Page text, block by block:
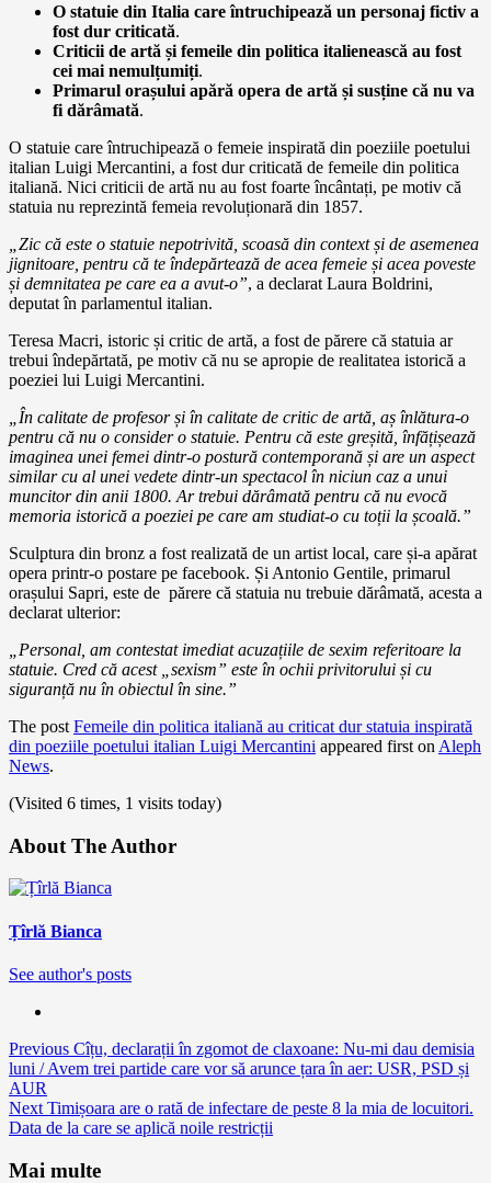
O statuie din Italia care întruchipează un personaj fictiv a
fost dur criticată.
Criticii de artă și femeile din politica italienească au fost
cei mai nemulțumiți.
Primarul orașului apără opera de artă și susține că nu va
fi dărâmată.
O statuie care întruchipează o femeie inspirată din poeziile poetului
italian Luigi Mercantini, a fost dur criticată de femeile din politica
italiană. Nici criticii de artă nu au fost foarte încântați, pe motiv că
statuia nu reprezintă femeia revoluționară din 1857.
„Zic că este o statuie nepotrivită, scoasă din context și de asemenea
jignitoare, pentru că te îndepărtează de acea femeie și acea poveste
și demnitatea pe care ea a avut-o”, a declarat Laura Boldrini,
deputat în parlamentul italian.
Teresa Macri, istoric și critic de artă, a fost de părere că statuia ar
trebui îndepărtată, pe motiv că nu se apropie de realitatea istorică a
poeziei lui Luigi Mercantini.
„În calitate de profesor și în calitate de critic de artă, aș înlătura-o
pentru că nu o consider o statuie. Pentru că este greșită, înfățișează
imaginea unei femei dintr-o postură contemporană și are un aspect
similar cu al unei vedete dintr-un spectacol în niciun caz a unui
muncitor din anii 1800. Ar trebui dărâmată pentru că nu evocă
memoria istorică a poeziei pe care am studiat-o cu toții la școală.”
Sculptura din bronz a fost realizată de un artist local, care și-a apărat
opera printr-o postare pe facebook. Și Antonio Gentile, primarul
orașului Sapri, este de părere că statuia nu trebuie dărâmată, acesta a
declarat ulterior:
„Personal, am contestat imediat acuzațiile de sexim referitoare la
statuie. Cred că acest „sexism” este în ochii privitorului și cu
siguranță nu în obiectul în sine.”
The post Femeile din politica italiană au criticat dur statuia inspirată
din poeziile poetului italian Luigi Mercantini appeared first on Aleph
News.
(Visited 6 times, 1 visits today)
About The Author
Țîrlă Bianca
See author's posts
Continue
Reading
Previous Cîțu, declarații în zgomot de claxoane: Nu-mi dau demisia
luni / Avem trei partide care vor să arunce țara în aer: USR, PSD și
AUR
Next Timișoara are o rată de infectare de peste 8 la mia de locuitori.
Data de la care se aplică noile restricții
Mai multe